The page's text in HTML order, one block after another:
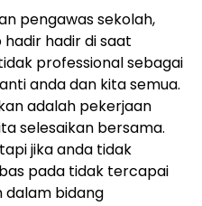
pengawas sekolah,
hadir hadir di saat
professional sebagai
anda dan kita semua.
adalah pekerjaan
selesaikan bersama.
jika anda tidak
pada tidak tercapai
dalam bidang